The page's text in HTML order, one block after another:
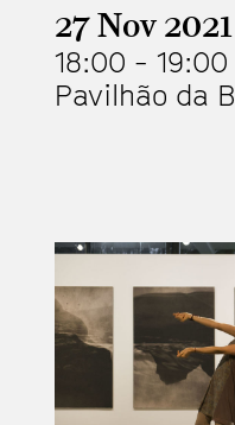
27 Nov 2021
18:00 - 19:00
Pavilhão da